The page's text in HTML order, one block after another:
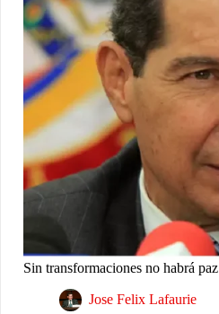
Sin transformaciones no habrá paz
Jose Felix Lafaurie